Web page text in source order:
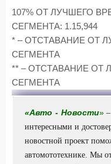
107% ОТ ЛУЧШЕГО
СЕГМЕНТА: 1.15,944
* – ОТСТАВАНИЕ ОТ
СЕГМЕНТА
** – ОТСТАВАНИЕ ОТ
СЕГМЕНТА
«Авто -Новости»
интересными и
новостной проект
автомототехнике. Мы